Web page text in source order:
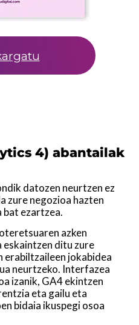
4) abantailak
datozen neurtzen ez
zure negozioa hazten
bat ezartzea.
azken
ditu zure
erabiltzaileen jokabidea
neurtzeko. Interfazea
izanik, GA4 ekintzen
eta gailu eta
bidaia ikuspegi osoa